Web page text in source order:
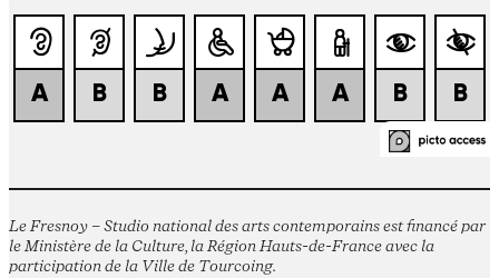
Le Fresnoy – Studio national des arts contemporains est financé par
le Ministère de la Culture, la Région Hauts-de-France avec la
participation de la Ville de Tourcoing.